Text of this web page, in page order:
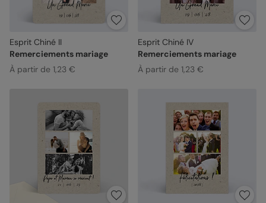
Esprit Chiné II
Remerciements mariage
À partir de 1,23 €
Esprit Chiné IV
Remerciements mariage
À partir de 1,23 €